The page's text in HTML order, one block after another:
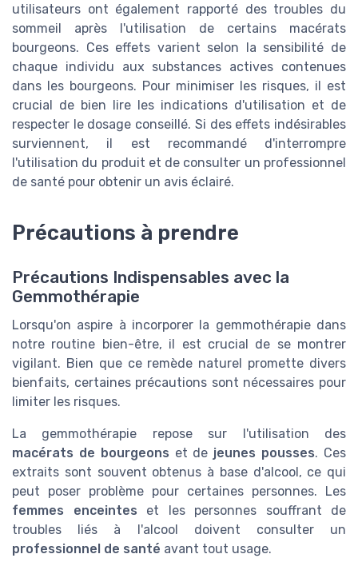
utilisateurs ont également rapporté des troubles du
sommeil après l'utilisation de certains macérats
bourgeons. Ces effets varient selon la sensibilité de
chaque individu aux substances actives contenues
dans les bourgeons. Pour minimiser les risques, il est
crucial de bien lire les indications d'utilisation et de
respecter le dosage conseillé. Si des effets indésirables
surviennent, il est recommandé d'interrompre
l'utilisation du produit et de consulter un professionnel
de santé pour obtenir un avis éclairé.
Précautions à prendre
Précautions Indispensables avec la
Gemmothérapie
Lorsqu'on aspire à incorporer la gemmothérapie dans
notre routine bien-être, il est crucial de se montrer
vigilant. Bien que ce remède naturel promette divers
bienfaits, certaines précautions sont nécessaires pour
limiter les risques.
La gemmothérapie repose sur l'utilisation des
macérats de bourgeons et de jeunes pousses. Ces
extraits sont souvent obtenus à base d'alcool, ce qui
peut poser problème pour certaines personnes. Les
femmes enceintes et les personnes souffrant de
troubles liés à l'alcool doivent consulter un
professionnel de santé avant tout usage.